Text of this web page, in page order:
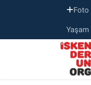
Foto
Yaşam